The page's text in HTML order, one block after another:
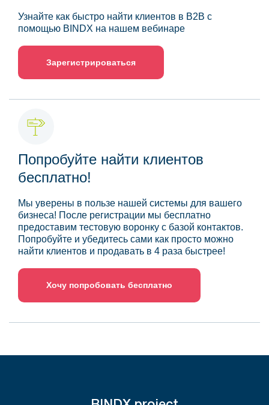
Узнайте как быстро найти клиентов в B2B с
помощью BINDX на нашем вебинаре
Зарегистрироваться
Попробуйте найти клиентов
бесплатно!
Мы уверены в пользе нашей системы для вашего
бизнеса! После регистрации мы бесплатно
предоставим тестовую воронку с базой контактов.
Попробуйте и убедитесь сами как просто можно
найти клиентов и продавать в 4 раза быстрее!
Хочу попробовать бесплатно